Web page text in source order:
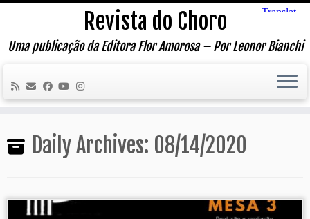
Skip
content
Revista do Choro
Uma publicação da Editora Flor Amorosa – Por Leonor Bianchi
Daily Archives: 08/14/2020